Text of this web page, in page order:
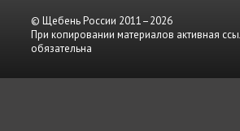
© Щебень России 2011–2026
При копировании материалов активная
обязательна